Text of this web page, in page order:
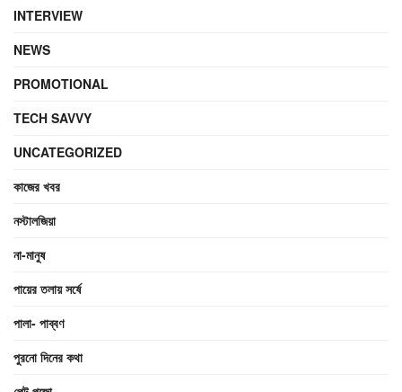
INTERVIEW
NEWS
PROMOTIONAL
TECH SAVVY
UNCATEGORIZED
কাজের খবর
নস্টালজিয়া
না-মানুষ
পায়ের তলায় সর্ষে
পালা- পাব্বণ
পুরনো দিনের কথা